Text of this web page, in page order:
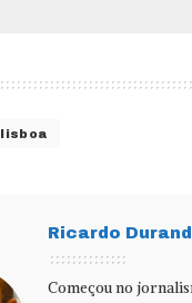
lisboa
Ricardo Durand
Começou no